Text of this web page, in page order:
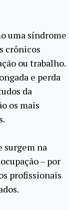
uma síndrome
crônicos
ou trabalho.
e perda
da
os mais
surgem na
– por
profissionais